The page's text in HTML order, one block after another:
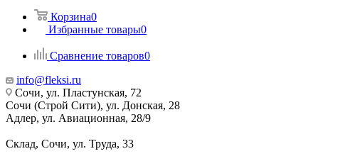
Корзина0
Избранные товары0
Сравнение товаров0
info@fleksi.ru
Сочи, ул. Пластунская, 72
Сочи (Строй Сити), ул. Донская, 28
Адлер, ул. Авиационная, 28/9
Склад, Сочи, ул. Труда, 33